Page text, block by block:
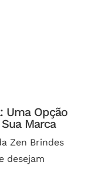
Uma Opção
Marca
Zen Brindes
desejam